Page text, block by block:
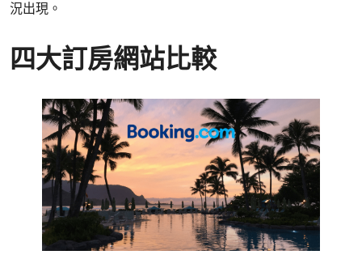
況出現。
四大訂房網站比較